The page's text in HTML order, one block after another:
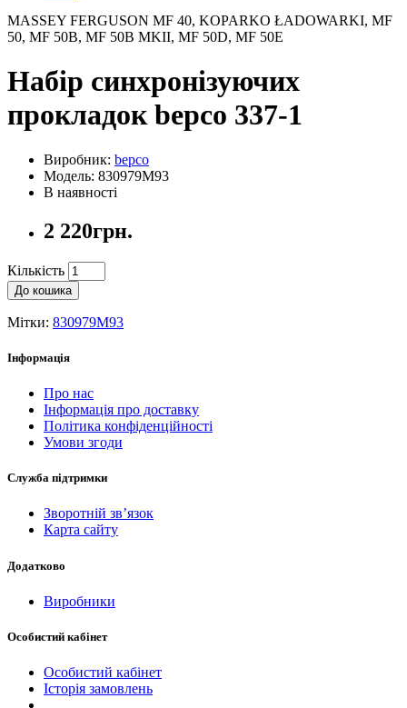
MASSEY FERGUSON MF 40, KOPARKO ŁADOWARKI, MF
50, MF 50B, MF 50B MKII, MF 50D, MF 50E
Набір синхронізуючих
прокладок bepco 337-1
Виробник: bepco
Модель: 830979M93
В наявності
2 220грн.
Кількість
До кошика
Мітки: 830979M93
Інформація
Про нас
Інформація про доставку
Політика конфіденційності
Умови згоди
Служба підтримки
Зворотній зв’язок
Карта сайту
Додатково
Виробники
Особистий кабінет
Особистий кабінет
Історія замовлень